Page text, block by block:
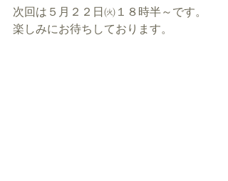
次回は５月２２日㈫１８時半～です。
楽しみにお待ちしております。